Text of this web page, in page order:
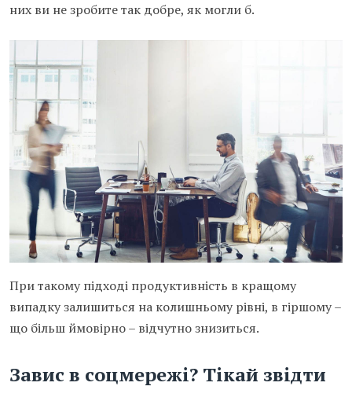
них ви не зробите так добре, як могли б.
При такому підході продуктивність в кращому
випадку залишиться на колишньому рівні, в гіршому –
що більш ймовірно – відчутно знизиться.
Завис в соцмережі? Тікай звідти